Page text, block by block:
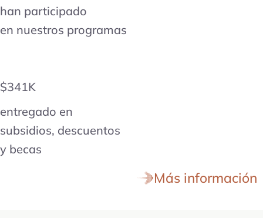
han participado
en nuestros programas
$341K
entregado en
subsidios, descuentos
y becas
Más información